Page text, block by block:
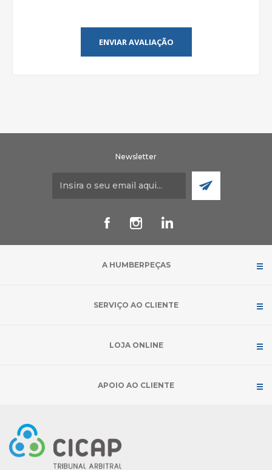
ENVIAR AVALIAÇÃO
Newsletter
A HUMBERPEÇAS
SERVIÇO AO CLIENTE
LOJA ONLINE
APOIO AO CLIENTE